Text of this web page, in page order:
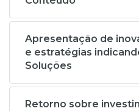
Apresentação de
e estratégias
Soluções
Retorno sobre